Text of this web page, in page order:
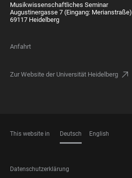
Musikwissenschaftliches Seminar
Augustinergasse 7 (Eingang: Merianstraße)
69117 Heidelberg
Anfahrt
Zur Website der Universität Heidelberg
This website in Deutsch English
FOOTER
Datenschutzerklärung